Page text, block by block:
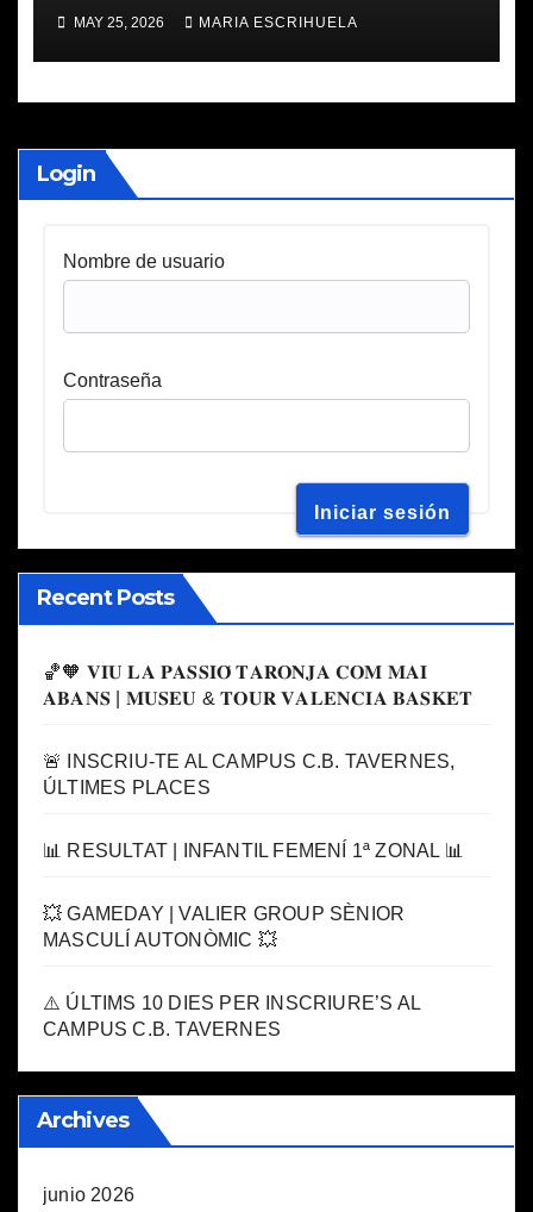
MAY 25, 2026 MARIA ESCRIHUELA
Login
Nombre de usuario
Contraseña
Recent Posts
🏀🧡 𝐕𝐈𝐔 𝐋𝐀 𝐏𝐀𝐒𝐒𝐈𝐎́ 𝐓𝐀𝐑𝐎𝐍𝐉𝐀 𝐂𝐎𝐌 𝐌𝐀𝐈
𝐀𝐁𝐀𝐍𝐒 | 𝐌𝐔𝐒𝐄𝐔 & 𝐓𝐎𝐔𝐑 𝐕𝐀𝐋𝐄𝐍𝐂𝐈𝐀 𝐁𝐀𝐒𝐊𝐄𝐓
🚨 INSCRIU-TE AL CAMPUS C.B. TAVERNES,
ÚLTIMES PLACES
📊 RESULTAT | INFANTIL FEMENÍ 1ª ZONAL 📊
💥 GAMEDAY | VALIER GROUP SÈNIOR
MASCULÍ AUTONÒMIC 💥
⚠️ ÚLTIMS 10 DIES PER INSCRIURE’S AL
CAMPUS C.B. TAVERNES
Archives
junio 2026